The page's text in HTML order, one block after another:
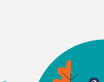
Juscelino
Rio Preto/SP;
Cobasi Limeira: